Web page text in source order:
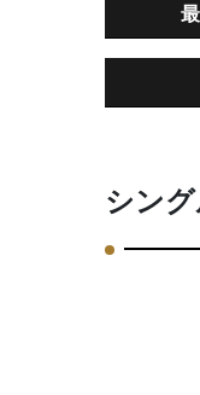
シン